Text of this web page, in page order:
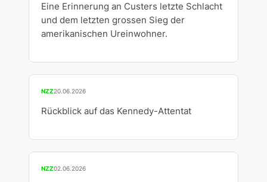
Eine Erinnerung an Custers letzte Schlacht
und dem letzten grossen Sieg der
amerikanischen Ureinwohner.
NZZ20.06.2026
Rückblick auf das Kennedy-Attentat
NZZ02.06.2026